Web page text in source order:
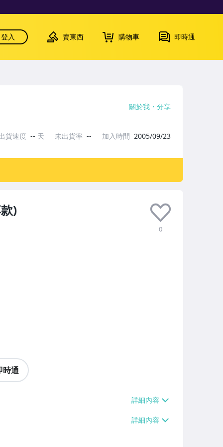
登入 賣東西 購物車 即時通
)
0
時通
關於我 分享
貨速度 -- 天 未出貨率 -- 加入時間 2005/09/23